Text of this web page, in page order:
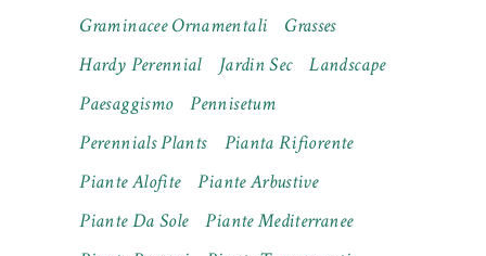
Graminacee Ornamentali
Grasses
Hardy Perennial
Jardin Sec
Landscape
Paesaggismo
Pennisetum
Perennials Plants
Pianta Rifiorente
Piante Alofite
Piante Arbustive
Piante Da Sole
Piante Mediterranee